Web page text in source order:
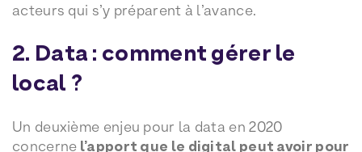
acteurs qui s’y préparent à l’avance.
2. Data : comment gérer le
local ?
Un deuxième enjeu pour la data en 2020
concerne l’apport que le digital peut avoir pour